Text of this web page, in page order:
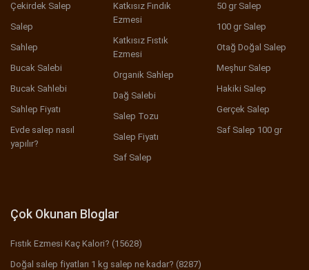
Çekirdek Salep
Salep
Sahlep
Bucak Salebi
Bucak Sahlebi
Sahlep Fiyatı
Evde salep nasıl
yapılır?
Katkısız Fındık
Ezmesi
Katkısız Fıstık
Ezmesi
Organik Sahlep
Dağ Salebi
Salep Tozu
Salep Fiyatı
Saf Salep
50 gr Salep
100 gr Salep
Otağ Doğal Salep
Meşhur Salep
Hakiki Salep
Gerçek Salep
Saf Salep 100 gr
Çok Okunan Bloglar
Fıstık Ezmesi Kaç Kalori? (15628)
Doğal salep fiyatları 1 kg salep ne kadar? (8287)